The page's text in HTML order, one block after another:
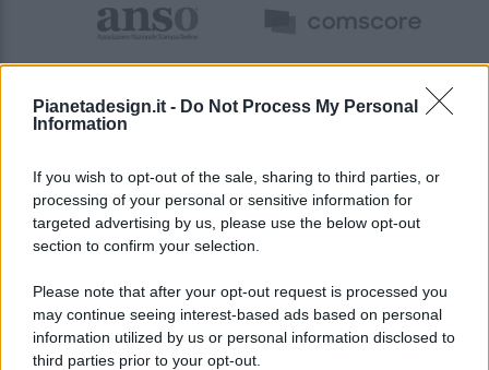
Pianetadesign.it - Do Not Process My Personal
Information
If you wish to opt-out of the sale, sharing to third parties, or
processing of your personal or sensitive information for
targeted advertising by us, please use the below opt-out
section to confirm your selection.
Please note that after your opt-out request is processed you
may continue seeing interest-based ads based on personal
information utilized by us or personal information disclosed to
third parties prior to your opt-out.
© 2026 - Pianeta Design - P.IVA 04827280654 - Testata
Registrata Al Tribunale Di Nocera Inferiore N. 8/2020 - RG N.
ISCRIZIONE AL ROC N. 35792 – ISCRITTA ALL’ANSO
(ASSOCIAZIONE NAZIONALE STAMPA ONLINE)